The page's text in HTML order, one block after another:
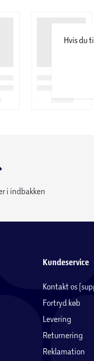
Hvis du
i indbakken
Kundeservice
Kontakt os
Fortryd køb
Levering
Returnering
Reklamation